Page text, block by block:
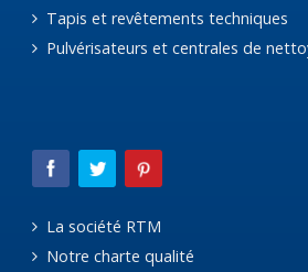
Tapis et revêtements techniques
Pulvérisateurs et centrales de
La société RTM
Notre charte qualité